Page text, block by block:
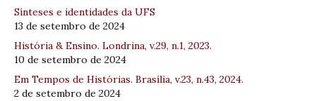
Sínteses e identidades da UFS
13 de setembro de 2024
História & Ensino. Londrina, v.29, n.1, 2023.
10 de setembro de 2024
Em Tempos de Histórias. Brasília, v.23, n.43, 2024.
2 de setembro de 2024